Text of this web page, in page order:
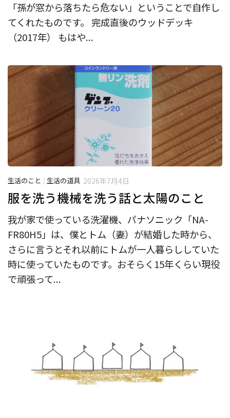
「孫が窓から落ちたら危ない」ということで自作し
てくれたものです。 完成直後のウッドデッキ
（2017年） もはや...
生活のこと /生活の道具 2026年7月4日
服を洗う機械を洗う話と太陽のこと
我が家で使っている洗濯機、パナソニック「NA-
FR80H5」は、僕とトム（妻）が結婚した時から、
さらに言うとそれ以前にトムが一人暮らししていた
時に使っていたものです。おそらく15年くらい現役
で頑張って...